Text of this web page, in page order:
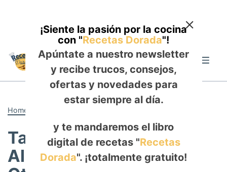
content
Home
Tarta de Higos y
Almendras con Miel
¡Siente la pasión por la cocina
con "Recetas Dorada"!
Apúntate a nuestro newsletter
y recibe trucos, consejos,
ofertas y novedades para
estar siempre al día.
y te mandaremos el libro
digital de recetas "Recetas
Dorada". ¡totalmente gratuito!